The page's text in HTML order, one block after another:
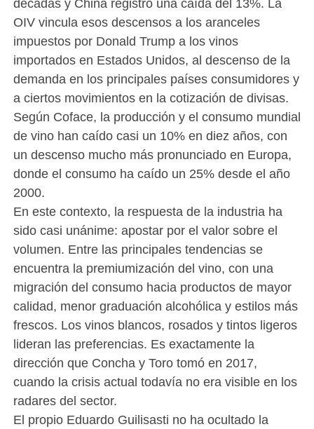
décadas y China registró una caída del 13%. La
OIV vincula esos descensos a los aranceles
impuestos por Donald Trump a los vinos
importados en Estados Unidos, al descenso de la
demanda en los principales países consumidores y
a ciertos movimientos en la cotización de divisas.
Según Coface, la producción y el consumo mundial
de vino han caído casi un 10% en diez años, con
un descenso mucho más pronunciado en Europa,
donde el consumo ha caído un 25% desde el año
2000.
En este contexto, la respuesta de la industria ha
sido casi unánime: apostar por el valor sobre el
volumen. Entre las principales tendencias se
encuentra la premiumización del vino, con una
migración del consumo hacia productos de mayor
calidad, menor graduación alcohólica y estilos más
frescos. Los vinos blancos, rosados y tintos ligeros
lideran las preferencias. Es exactamente la
dirección que Concha y Toro tomó en 2017,
cuando la crisis actual todavía no era visible en los
radares del sector.
El propio Eduardo Guilisasti no ha ocultado la